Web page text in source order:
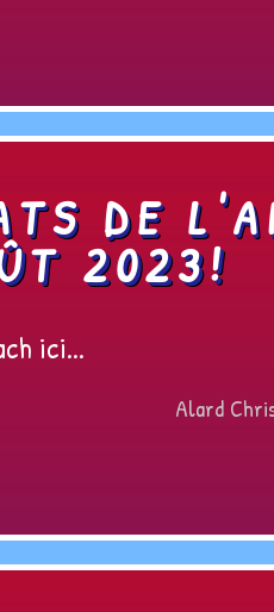
DE
2023!
ici...
Alard